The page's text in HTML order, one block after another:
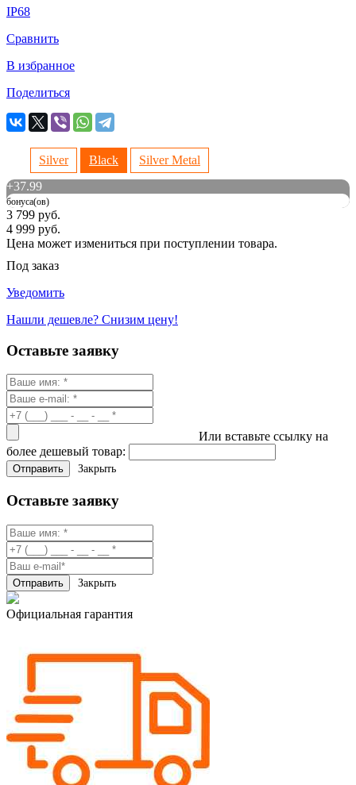
IP68
Сравнить
В избранное
Поделиться
Silver Black
Silver Metal
+37.99
бонуса(ов)
3 799 руб.
4 999 руб.
Цена может измениться при поступлении товара.
Под заказ
Уведомить
Нашли дешевле? Снизим цену!
Оставьте заявку
Или вставьте ссылку на
более дешевый товар:
Закрыть
Оставьте заявку
Закрыть
Официальная гарантия